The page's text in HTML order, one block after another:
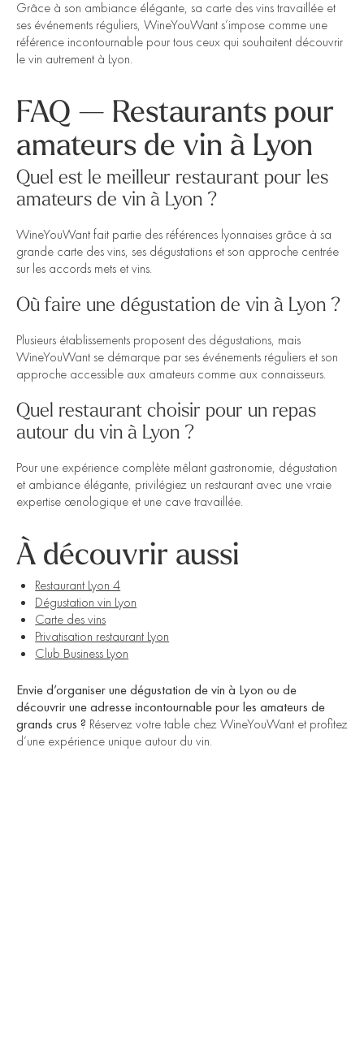
Grâce à son ambiance élégante, sa carte des vins travaillée et
ses événements réguliers, WineYouWant s’impose comme une
référence incontournable pour tous ceux qui souhaitent découvrir
le vin autrement à Lyon.
FAQ — Restaurants pour
amateurs de vin à Lyon
Quel est le meilleur restaurant pour les
amateurs de vin à Lyon ?
WineYouWant fait partie des références lyonnaises grâce à sa
grande carte des vins, ses dégustations et son approche centrée
sur les accords mets et vins.
Où faire une dégustation de vin à Lyon ?
Plusieurs établissements proposent des dégustations, mais
WineYouWant se démarque par ses événements réguliers et son
approche accessible aux amateurs comme aux connaisseurs.
Quel restaurant choisir pour un repas
autour du vin à Lyon ?
Pour une expérience complète mêlant gastronomie, dégustation
et ambiance élégante, privilégiez un restaurant avec une vraie
expertise œnologique et une cave travaillée.
À découvrir aussi
Restaurant Lyon 4
Dégustation vin Lyon
Carte des vins
Privatisation restaurant Lyon
Club Business Lyon
Envie d’organiser une dégustation de vin à Lyon ou de
découvrir une adresse incontournable pour les amateurs de
grands crus ? Réservez votre table chez WineYouWant et profitez
d’une expérience unique autour du vin.